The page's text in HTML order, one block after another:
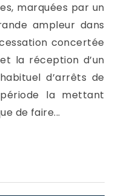
marquées par un
ampleur dans
concertée
la réception d’un
d’arrêts de
la mettant
de faire...